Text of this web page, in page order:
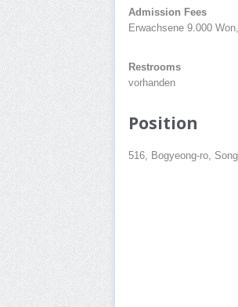
Admission Fees
Erwachsene 9.000
Restrooms
vorhanden
Position
516, Bogyeong-ro,